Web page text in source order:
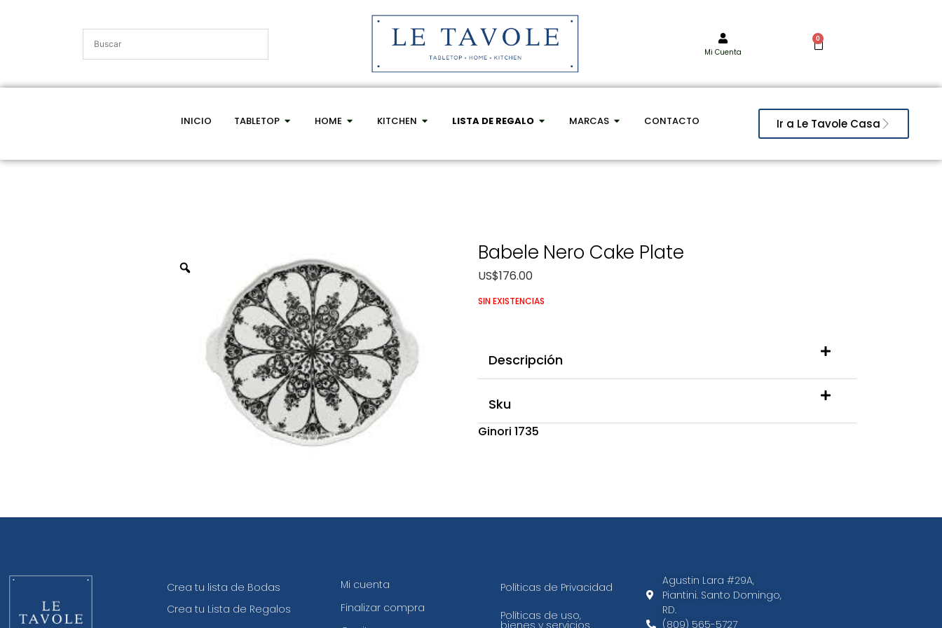
Mi Cuenta
0
INICIO TABLETOP HOME KITCHEN LISTA DE REGALO MARCAS CONTACTO Ir a Le Tavole Casa
Babele Nero Cake Plate
US$176.00
SIN EXISTENCIAS
Descripción
Sku
Ginori 1735
Crea tu lista de Bodas
Crea tu Lista de Regalos
Mi cuenta
Finalizar compra
Políticas de Privacidad
Políticas de uso,
bienes y servicios
Agustin Lara #29A,
Piantini. Santo Domingo,
RD.​
(809) 565-5727